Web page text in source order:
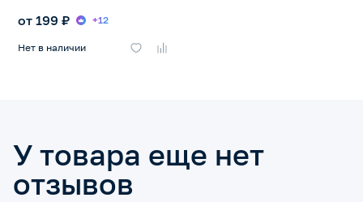
от 199 ₽ +12
Нет в наличии
У товара еще нет
отзывов